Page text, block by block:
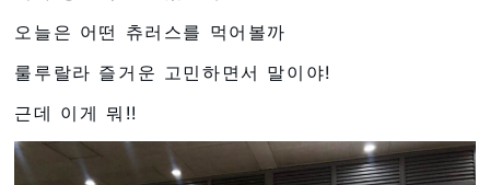
오늘은 어떤 츄러스를 먹어볼까
룰루랄라 즐거운 고민하면서 말이야!
근데 이게 뭐!!